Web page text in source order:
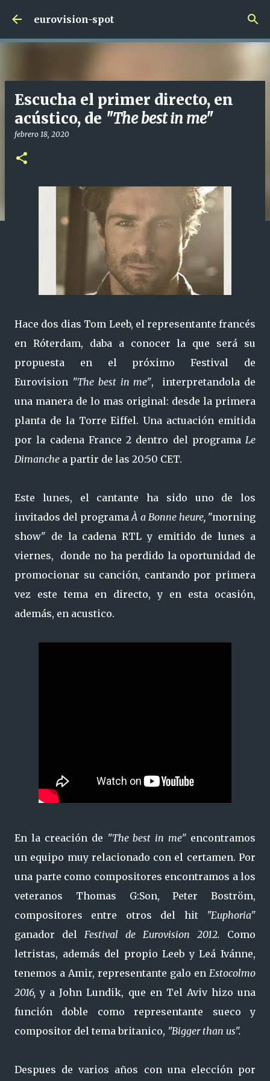
Ir al contenido principal
eurovision-spot
Escucha el primer directo, en
acústico, de "The best in me"
febrero 18, 2020
Hace dos dias Tom Leeb, el representante francés
en Róterdam, daba a conocer la que será su
propuesta en el próximo Festival de
Eurovision "The best in me", interpretandola de
una manera de lo mas original: desde la primera
planta de la Torre Eiffel. Una actuación emitida
por la cadena France 2 dentro del programa Le
Dimanche a partir de las 20:50 CET.
Este lunes, el cantante ha sido uno de los
invitados del programaÀ a Bonne heure, "morning
show" de la cadena RTL y emitido de lunes a
viernes,
donde no ha perdido la oportunidad de
promocionar su canción, cantando por primera
vez este tema en directo, y en esta ocasión,
además, en acustico.
En la creación de "The best in me" encontramos
un equipo muy relacionado con el certamen. Por
una parte como compositores encontramos a los
veteranos Thomas G:Son, Peter Boström,
compositores entre otros del hit "Euphoria"
ganador del Festival de Eurovision 2012. Como
letristas, además del propio Leeb y Leá Ivánne,
tenemos a Amir, representante galo en Estocolmo
2016, y a John Lundik, que en Tel Aviv hizo una
función doble como representante sueco y
compositor del tema britanico, "Bigger than us".
Despues de varios años con una elección por